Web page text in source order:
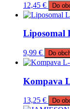
12,45 € Do
Liposomal
9,99 € Do
Kompava
13,25 € Do